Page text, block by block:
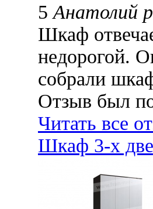
5 Анатолий
Шкаф
недорогой.
собрали
Отзыв был
Читать все
Шкаф 3-х